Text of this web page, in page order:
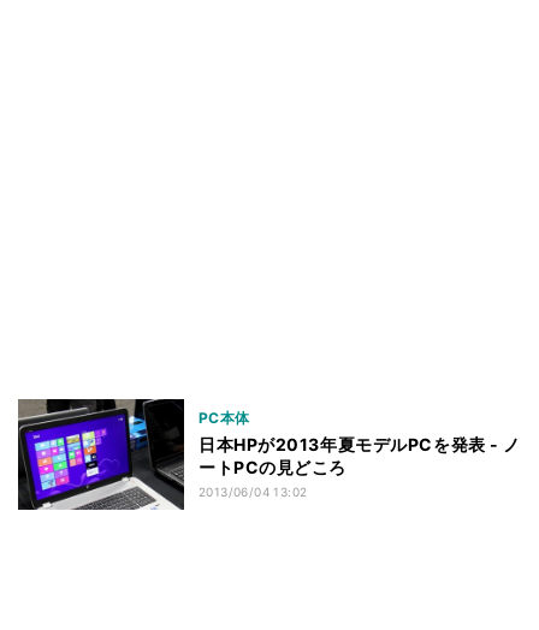
PC本体
日本HPが2013年夏モデルPCを発表 - ノ
ートPCの見どころ
2013/06/04 13:02